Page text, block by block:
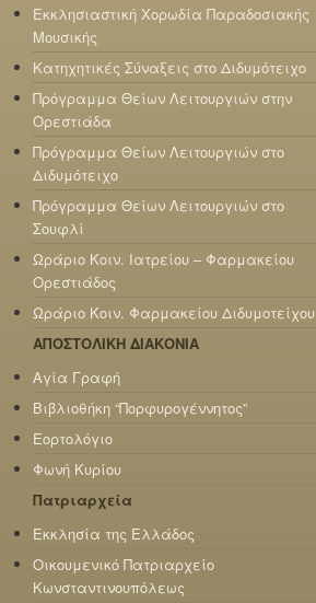
Εκκλησιαστική Χορωδία Παραδοσιακής
Μουσικής
Κατηχητικές Σύναξεις στο Διδυμότειχο
Πρόγραμμα Θείων Λειτουργιών στην
Ορεστιάδα
Πρόγραμμα Θείων Λειτουργιών στο
Διδυμότειχο
Πρόγραμμα Θείων Λειτουργιών στο
Σουφλί
Ωράριο Κοιν. Ιατρείου – Φαρμακείου
Ορεστιάδος
Ωράριο Κοιν. Φαρμακείου Διδυμοτείχου
ΑΠΟΣΤΟΛΙΚΗ ΔΙΑΚΟΝΙΑ
Αγία Γραφή
Βιβλιοθήκη “Πορφυρογέννητος”
Εορτολόγιο
Φωνή Κυρίου
Πατριαρχεία
Εκκλησία της Ελλάδος
Οικουμενικό Πατριαρχείο
Κωνσταντινουπόλεως